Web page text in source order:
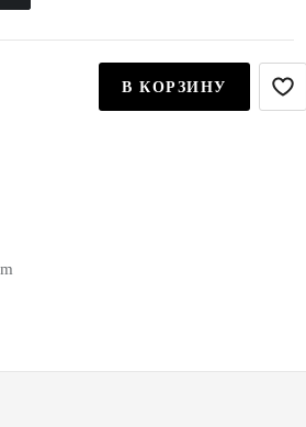
В КОРЗИНУ